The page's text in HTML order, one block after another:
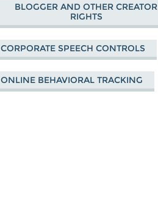
BLOGGER AND OTHER CREATOR
RIGHTS
CORPORATE SPEECH CONTROLS
ONLINE BEHAVIORAL TRACKING